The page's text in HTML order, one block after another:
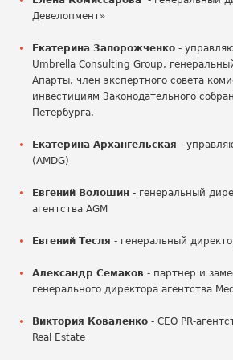
Девелопмент»
Екатерина Запорожченко -
Umbrella Consulting Group,
Апарты, член экспертного совета
инвестициям Законодательного
Петербурга.
Екатерина Архангельская -
(AMDG)
Евгений Волошин - генеральный
агентства AGM
Евгений Тесля - генеральный
Александр Семаков - партнер и
генерального директора агентства
Виктория Коваленко - СEO PR-
Real Estate